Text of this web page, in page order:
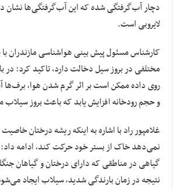
دچار آب‌گرفتگی شده که این آب‌گرفتگی‌ها نشان
لایروبی است.
کارشناس مسئول پیش بینی هواشناسی مازندران با
مختلفی در بروز سیل دخالت دارد، تاکید کرد:
روی داده ممکن است بر اثر گرم شدن هوا،
و حجم رودخانه افزایش یابد که باعث بروز
غلامپور راد با اشاره به اینکه ریشه درختان
نمی‌دهد خاک از بستر خود حرکت کند، ادامه
گیاهی در مناطقی که دارای درختان و گیاهان
نتیجه در زمان بارندگی شدید، سیلاب ایجاد